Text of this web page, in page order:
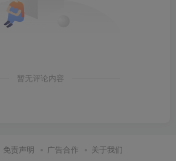
暂无评论内容
免责声明 广告合作 关于我们